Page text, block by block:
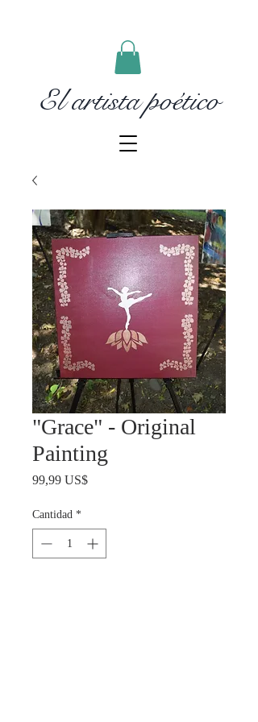
El artista poético
"Grace" - Original
Painting
99,99 US$Precio
Cantidad *